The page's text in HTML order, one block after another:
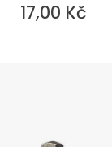
17,00 Kč